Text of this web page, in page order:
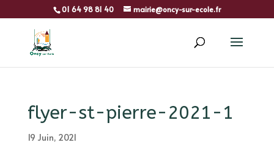
01 64 98 81 40 mairie@oncy-sur-ecole.fr
flyer-st-pierre-2021-1
19 Juin, 2021